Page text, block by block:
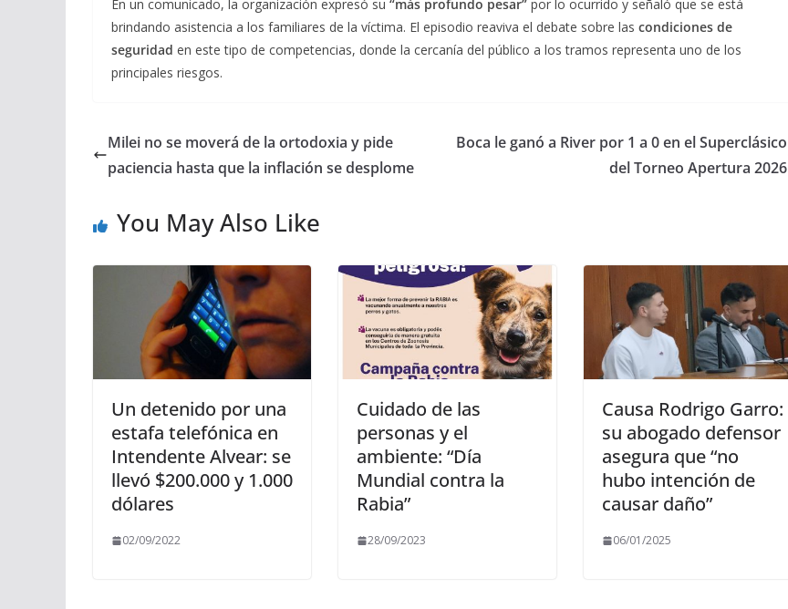
En un comunicado, la organización expresó su “más profundo pesar” por lo ocurrido y señaló que se está
brindando asistencia a los familiares de la víctima. El episodio reaviva el debate sobre las condiciones de
seguridad en este tipo de competencias, donde la cercanía del público a los tramos representa uno de los
principales riesgos.
Milei no se moverá de la ortodoxia y pide
paciencia hasta que la inflación se desplome
Boca le ganó a River por 1 a 0 en el Superclásico
del Torneo Apertura 2026
You May Also Like
Un detenido por una
estafa telefónica en
Intendente Alvear: se
llevó $200.000 y 1.000
dólares
02/09/2022
Cuidado de las
personas y el
ambiente: “Día
Mundial contra la
Rabia”
28/09/2023
Causa Rodrigo Garro:
su abogado defensor
asegura que “no
hubo intención de
causar daño”
06/01/2025